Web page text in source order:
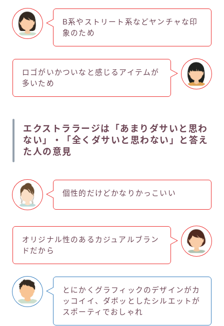
B系やストリート系などヤンチャな印
象のため
ロゴがいかついなと感じるアイテムが
多いため
エクストララージは「あまりダサいと思わ
ない」・「全くダサいと思わない」と答え
た人の意見
個性的だけどかなりかっこいい
オリジナル性のあるカジュアルブラン
ドだから
とにかくグラフィックのデザインがカ
ッコイイ、ダボッとしたシルエットが
スポーティでおしゃれ